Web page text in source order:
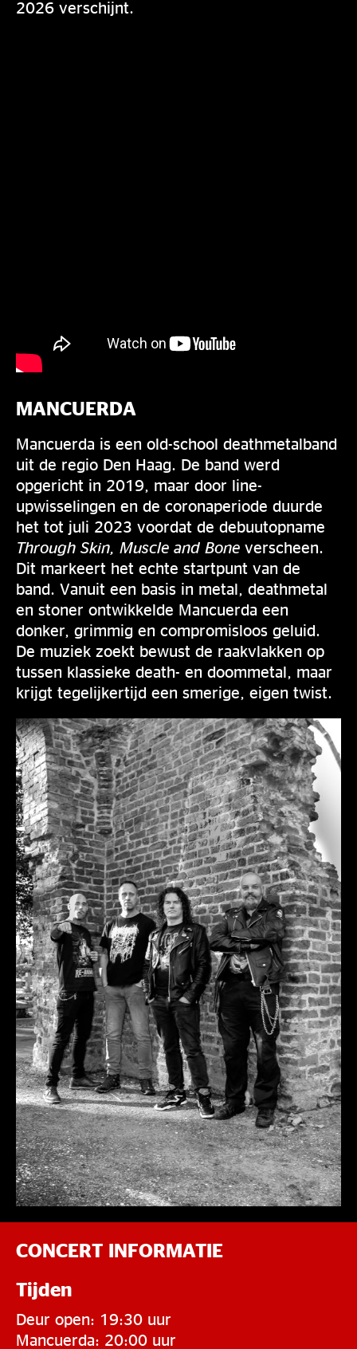
2026 verschijnt.
MANCUERDA
Mancuerda is een old-school deathmetalband
uit de regio Den Haag. De band werd
opgericht in 2019, maar door line-
upwisselingen en de coronaperiode duurde
het tot juli 2023 voordat de debuutopname
Through Skin, Muscle and Bone verscheen.
Dit markeert het echte startpunt van de
band. Vanuit een basis in metal, deathmetal
en stoner ontwikkelde Mancuerda een
donker, grimmig en compromisloos geluid.
De muziek zoekt bewust de raakvlakken op
tussen klassieke death- en doommetal, maar
krijgt tegelijkertijd een smerige, eigen twist.
CONCERT INFORMATIE
Tijden
Deur open: 19:30 uur
Mancuerda: 20:00 uur